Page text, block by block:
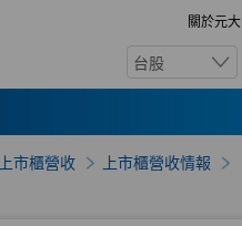
關於元大
台股
上市櫃營收 上市櫃營收情報